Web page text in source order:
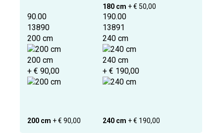
180 cm + € 50,00
90.00
13890
200 cm
200 cm
+ € 90,00
200 cm + € 90,00
190.00
13891
240 cm
240 cm
+ € 190,00
240 cm + € 190,00